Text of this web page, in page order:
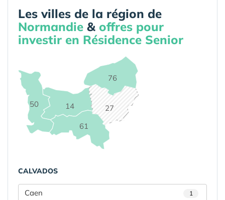
Les villes de la région de
Normandie & offres pour
investir en Résidence Senior
14 27
50
61
76
CALVADOS
Caen 1